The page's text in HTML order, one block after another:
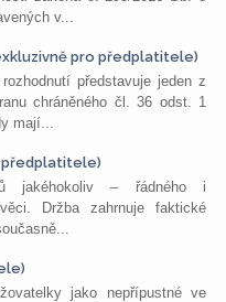
v...
pro předplatitele)
představuje jeden z
chráněného čl. 36 odst. 1
mají...
předplatitele)
jakéhokoliv – řádného i
Držba zahrnuje faktické
jako nepřípustné ve